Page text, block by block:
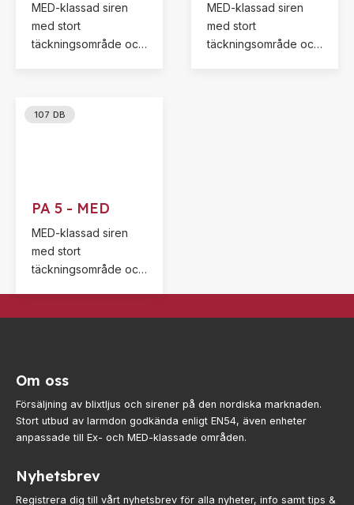
MED-klassad siren
med stort
täckningsområde och
MED-klassad siren
med stort
täckningsområde och
107 DB
PA 5 - MED
MED-klassad siren
med stort
täckningsområde och
Om oss
Försäljning av blixtljus och sirener på den nordiska marknaden.
Stort utbud av larmdon godkända enligt EN54, även enheter
anpassade till Ex- och MED-klassade områden.
Nyhetsbrev
Registrera dig till vårt nyhetsbrev för alla nyheter, info samt tips &